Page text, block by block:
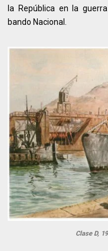
la República en la
bando Nacional.
Clase D,